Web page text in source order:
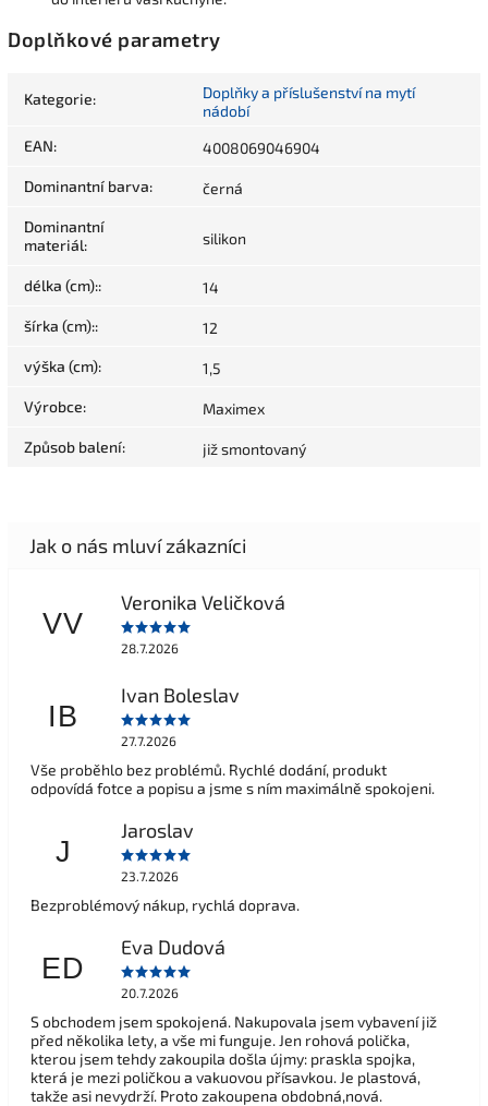
Doplňkové parametry
Kategorie:
Doplňky a příslušenství na mytí
nádobí
EAN: 4008069046904
Dominantní barva: černá
Dominantní
materiál: silikon
délka (cm):: 14
šírka (cm):: 12
výška (cm): 1,5
Výrobce: Maximex
Způsob balení: již smontovaný
VV
Veronika Veličková
28.7.2026
IB
Ivan Boleslav
27.7.2026
Vše proběhlo bez problémů. Rychlé dodání, produkt
odpovídá fotce a popisu a jsme s ním maximálně spokojeni.
J
Jaroslav
23.7.2026
Bezproblémový nákup, rychlá doprava.
ED
Eva Dudová
20.7.2026
S obchodem jsem spokojená. Nakupovala jsem vybavení již
před několika lety, a vše mi funguje. Jen rohová polička,
kterou jsem tehdy zakoupila došla újmy: praskla spojka,
která je mezi poličkou a vakuovou přísavkou. Je plastová,
takže asi nevydrží. Proto zakoupena obdobná,nová.